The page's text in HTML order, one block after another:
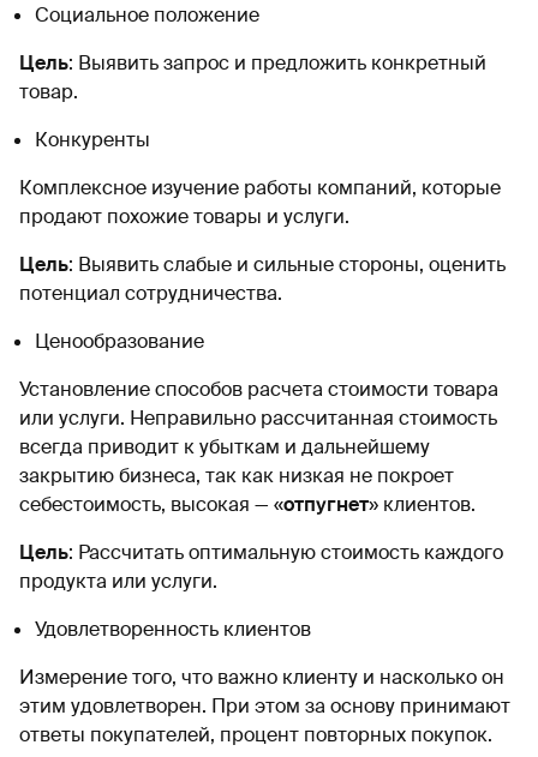
Социальное положение
Цель: Выявить запрос и предложить конкретный
товар.
Конкуренты
Комплексное изучение работы компаний, которые
продают похожие товары и услуги.
Цель: Выявить слабые и сильные стороны, оценить
потенциал сотрудничества.
Ценообразование
Установление способов расчета стоимости товара
или услуги. Неправильно рассчитанная стоимость
всегда приводит к убыткам и дальнейшему
закрытию бизнеса, так как низкая не покроет
себестоимость, высокая — «отпугнет» клиентов.
Цель: Рассчитать оптимальную стоимость каждого
продукта или услуги.
Удовлетворенность клиентов
Измерение того, что важно клиенту и насколько он
этим удовлетворен. При этом за основу принимают
ответы покупателей, процент повторных покупок.